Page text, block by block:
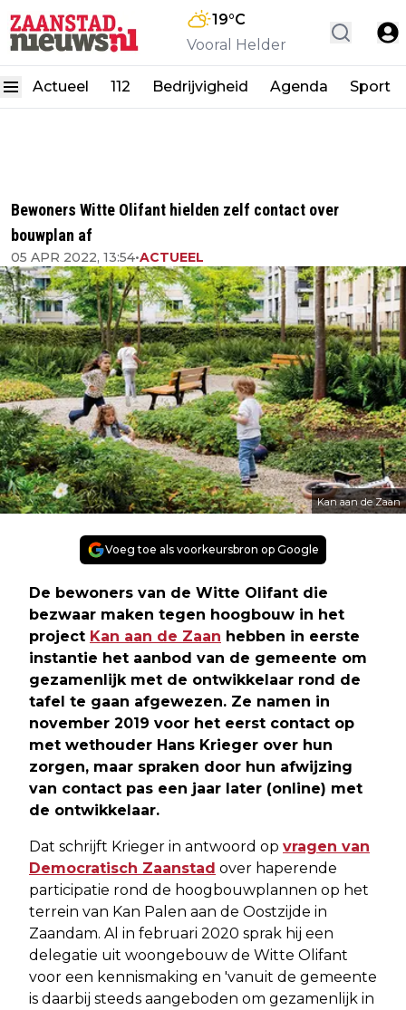
19°C
Vooral Helder
Actueel 112 Bedrijvigheid Agenda Sport
Bewoners Witte Olifant hielden zelf contact over
bouwplan af
05 APR 2022, 13:54•ACTUEEL
Kan aan de Zaan
Voeg toe als voorkeursbron op Google
De bewoners van de Witte Olifant die
bezwaar maken tegen hoogbouw in het
project Kan aan de Zaan hebben in eerste
instantie het aanbod van de gemeente om
gezamenlijk met de ontwikkelaar rond de
tafel te gaan afgewezen. Ze namen in
november 2019 voor het eerst contact op
met wethouder Hans Krieger over hun
zorgen, maar spraken door hun afwijzing
van contact pas een jaar later (online) met
de ontwikkelaar.
Dat schrijft Krieger in antwoord op vragen van
Democratisch Zaanstad over haperende
participatie rond de hoogbouwplannen op het
terrein van Kan Palen aan de Oostzijde in
Zaandam. Al in februari 2020 sprak hij een
delegatie uit woongebouw de Witte Olifant
voor een kennismaking en 'vanuit de gemeente
is daarbij steeds aangeboden om gezamenlijk in